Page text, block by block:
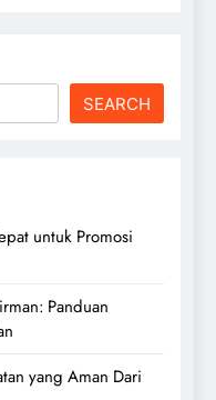
SEARCH
untuk Promosi
Panduan
yang Aman Dari